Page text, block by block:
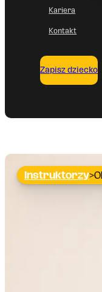
Kariera
Kontakt
Zapisz dziecko
Instruktorzy